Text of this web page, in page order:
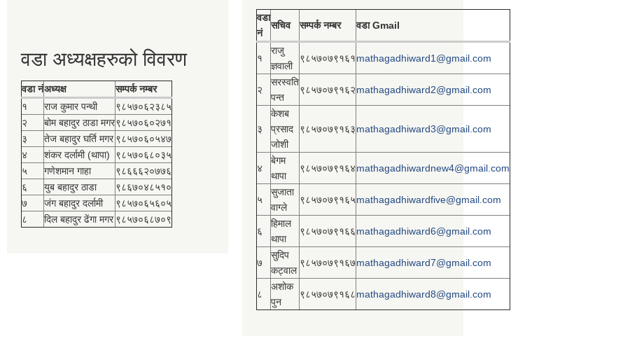
वडा अध्यक्षहरुको विवरण
वडा नंअध्यक्ष
सम्पर्क नम्बर
१
राज कुमार पन्थी
९८५७०६२३८५
२
बोम बहादुर ठाडा मगर९८५७०६०२७१
३
तेज बहादुर घर्ति मगर ९८५७०६०५४७
४
शंकर दर्लामी (थापा)
९८५७०६८०३५
५
गणेशमान गाहा
९८६६६२०७७६
६
युब बहादुर ठाडा
९८६७०४८५१०
७
जंग बहादुर दर्लामी
९८५७०६५६०५
८
दिल बहादुर ढेंगा मगर ९८५७०६८७०९
वडा
नं
सचिव सम्पर्क नम्बर वडा Gmail
१
राजु
ज्ञवाली
९८५७०७९१६१mathagadhiward1@gmail.com
२
सरस्वति
पन्त
९८५७०७९१६२mathagadhiward2@gmail.com
३
केशब
प्रसाद
जोशी
९८५७०७९१६३mathagadhiward3@gmail.com
४
बेगम
थापा
९८५७०७९१६४mathagadhiwardnew4@gmail.com
५
सुजाता
वाग्ले
९८५७०७९१६५mathagadhiwardfive@gmail.com
६
हिमाल
थापा
९८५७०७९१६६mathagadhiward6@gmail.com
७
सुदिप
कट्वाल
९८५७०७९१६७mathagadhiward7@gmail.com
८
अशोक
पुन
९८५७०७९१६८mathagadhiward8@gmail.com